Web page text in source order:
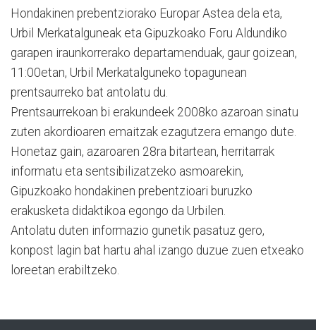
Hondakinen prebentziorako Europar Astea dela eta,
Urbil Merkatalguneak eta Gipuzkoako Foru Aldundiko
garapen iraunkorrerako departamenduak, gaur goizean,
11:00etan, Urbil Merkatalguneko topagunean
prentsaurreko bat antolatu du.
Prentsaurrekoan bi erakundeek 2008ko azaroan sinatu
zuten akordioaren emaitzak ezagutzera emango dute.
Honetaz gain, azaroaren 28ra bitartean, herritarrak
informatu eta sentsibilizatzeko asmoarekin,
Gipuzkoako hondakinen prebentzioari buruzko
erakusketa didaktikoa egongo da Urbilen.
Antolatu duten informazio gunetik pasatuz gero,
konpost lagin bat hartu ahal izango duzue zuen etxeako
loreetan erabiltzeko.